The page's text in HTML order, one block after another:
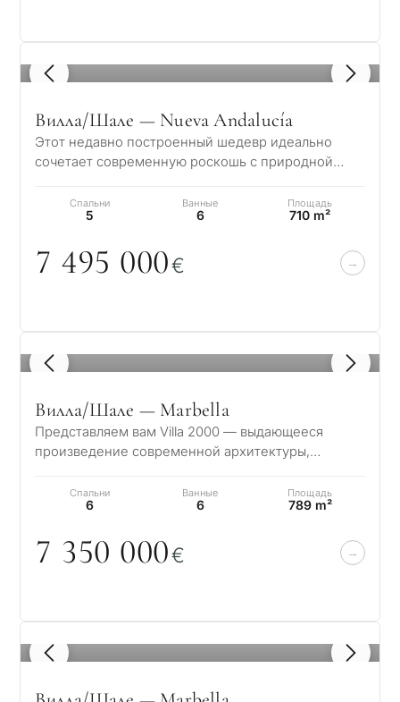
1 / 8
Вилла/Шале — Nueva Andalucía
Этот недавно построенный шедевр идеально
сочетает современную роскошь с природной
архитекторо…
Спальни
5
Ванные
6
Площадь
710 m²
7 495 000€
1 / 8
Вилла/Шале — Marbella
Представляем вам Villa 2000 — выдающееся
произведение современной архитектуры,
районов М…
Спальни
6
Ванные
6
Площадь
789 m²
7 350 000€
1 / 8